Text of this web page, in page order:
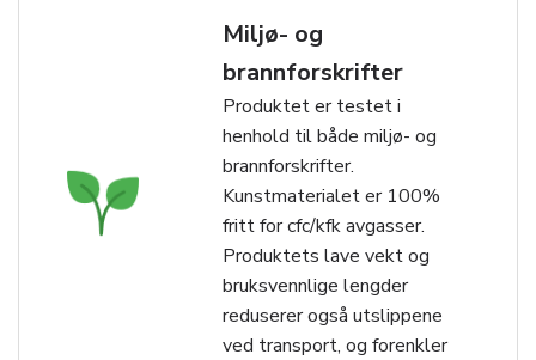
Miljø- og
brannforskrifter
Produktet er testet i
henhold til både miljø- og
brannforskrifter.
Kunstmaterialet er 100%
fritt for cfc/kfk avgasser.
Produktets lave vekt og
bruksvennlige lengder
reduserer også utslippene
ved transport, og forenkler